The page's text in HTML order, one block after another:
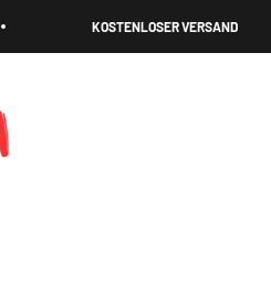
KOSTENLOSER VERSAND